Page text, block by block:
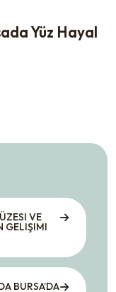
Yüz Hayal
VE
GELIŞIMI
BURSA’DA